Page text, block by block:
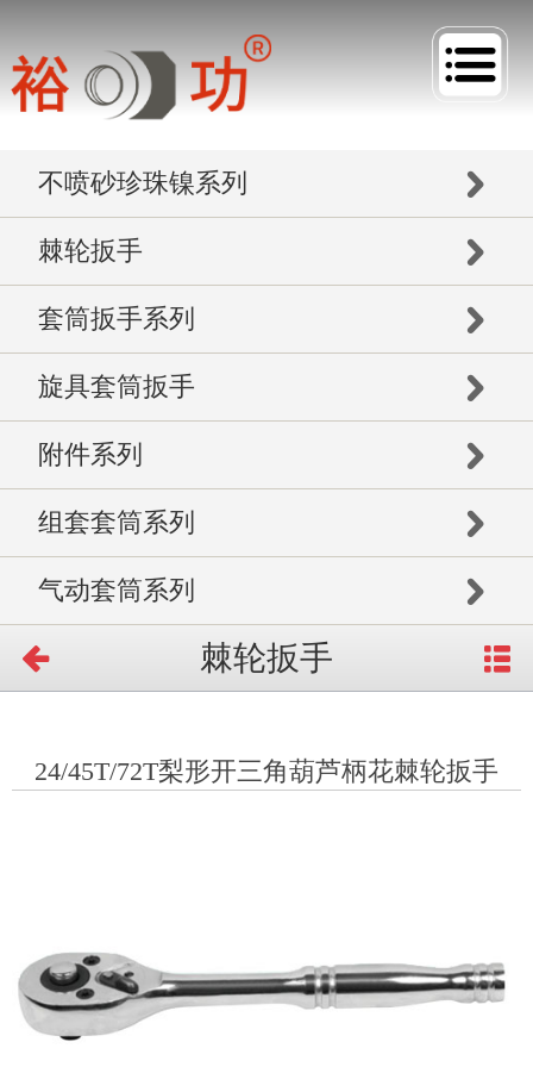
不喷砂珍珠镍系列
棘轮扳手
套筒扳手系列
旋具套筒扳手
附件系列
组套套筒系列
气动套筒系列
棘轮扳手
24/45T/72T梨形开三角葫芦柄花棘轮扳手